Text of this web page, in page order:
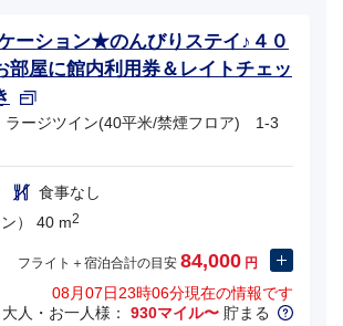
ーション★のんびりステイ♪４０
部屋に館内利用券＆レイトチェッ
ージツイン(40平米/禁煙フロア) 1-3
食事なし
） 40 m2
フライト＋宿泊合計の目安 84,000 円
08月07日23時06分現在の情報です
大人・お一人様： 930マイル〜 貯まる